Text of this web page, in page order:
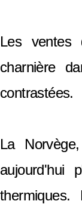
Les ventes
charnière
contrastées.
La
aujourd'hui